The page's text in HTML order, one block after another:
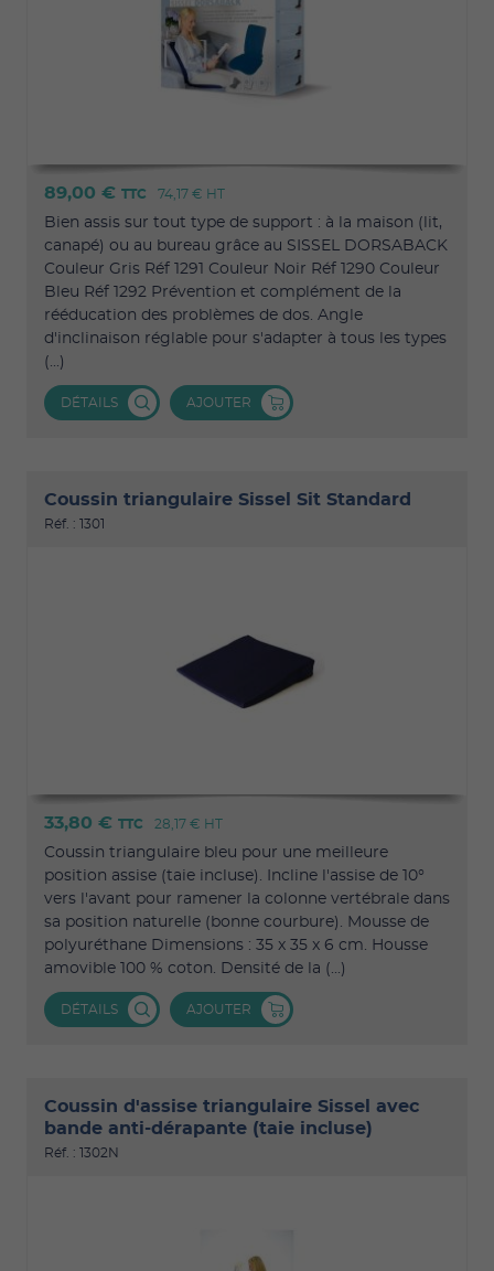
89,00 € TTC 74,17 € HT
Bien assis sur tout type de support : à la maison (lit,
canapé) ou au bureau grâce au SISSEL DORSABACK
Couleur Gris Réf 1291 Couleur Noir Réf 1290 Couleur
Bleu Réf 1292 Prévention et complément de la
rééducation des problèmes de dos. Angle
d'inclinaison réglable pour s'adapter à tous les types
(...)
DÉTAILS AJOUTER
Coussin triangulaire Sissel Sit Standard
Réf. : 1301
33,80 € TTC 28,17 € HT
Coussin triangulaire bleu pour une meilleure
position assise (taie incluse). Incline l'assise de 10°
vers l'avant pour ramener la colonne vertébrale dans
sa position naturelle (bonne courbure). Mousse de
polyuréthane Dimensions : 35 x 35 x 6 cm. Housse
amovible 100 % coton. Densité de la (...)
DÉTAILS AJOUTER
Coussin d'assise triangulaire Sissel avec
bande anti-dérapante (taie incluse)
Réf. : 1302N